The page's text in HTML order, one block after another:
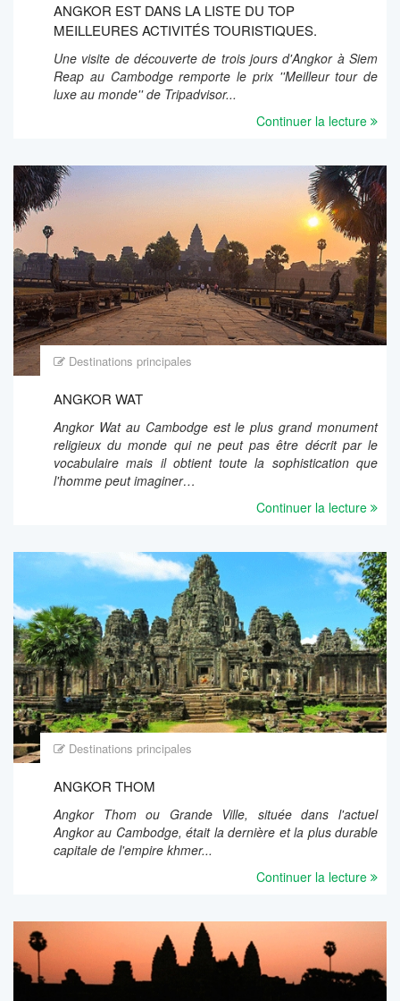
ANGKOR EST DANS LA LISTE DU TOP
MEILLEURES ACTIVITÉS TOURISTIQUES.
Une visite de découverte de trois jours d'Angkor à Siem
Reap au Cambodge remporte le prix ''Meilleur tour de
luxe au monde'' de Tripadvisor...
Continuer la lecture
Destinations principales
ANGKOR WAT
Angkor Wat au Cambodge est le plus grand monument
religieux du monde qui ne peut pas être décrit par le
vocabulaire mais il obtient toute la sophistication que
l'homme peut imaginer…
Continuer la lecture
Destinations principales
ANGKOR THOM
Angkor Thom ou Grande Ville, située dans l'actuel
Angkor au Cambodge, était la dernière et la plus durable
capitale de l'empire khmer...
Continuer la lecture